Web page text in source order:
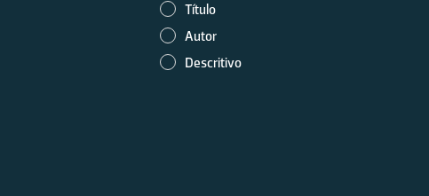
Título
Autor
Descritivo